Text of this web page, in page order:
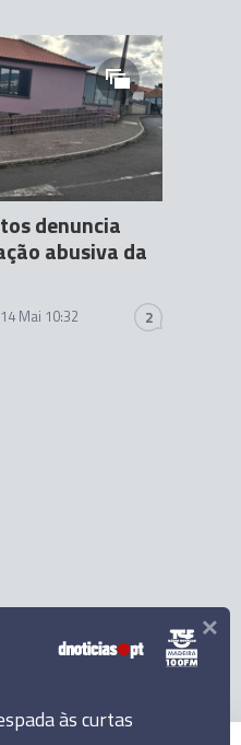
denuncia
abusiva da
14 Mai 10:32 2
às curtas
×